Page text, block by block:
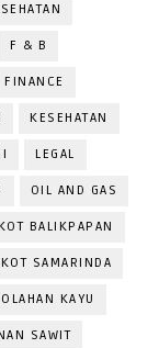
F & B
FINANCE
KESEHATAN
LEGAL
OIL AND GAS
BALIKPAPAN
SAMARINDA
KAYU
SAWIT